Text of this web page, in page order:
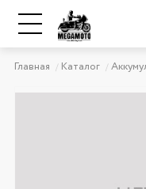
Главная Каталог